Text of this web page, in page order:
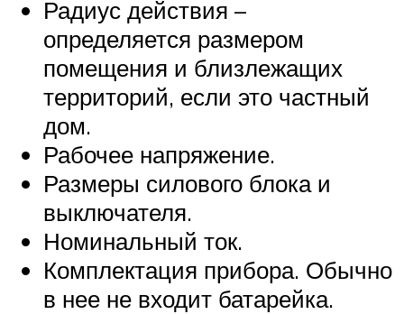
Радиус действия –
определяется размером
помещения и близлежащих
территорий, если это частный
дом.
Рабочее напряжение.
Размеры силового блока и
выключателя.
Номинальный ток.
Комплектация прибора. Обычно
в нее не входит батарейка.